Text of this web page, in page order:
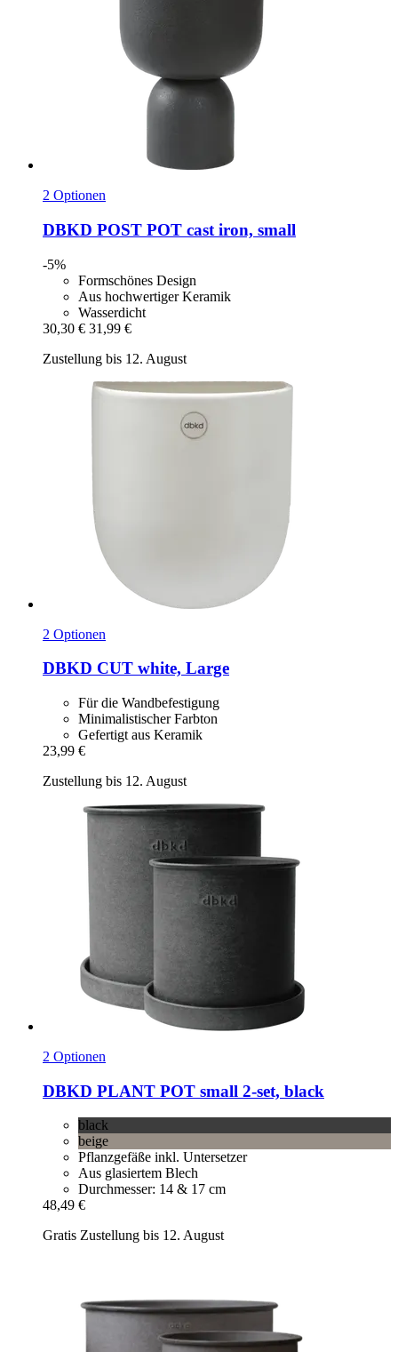
2 Optionen
DBKD POST POT cast iron, small
-5%
Formschönes Design
Aus hochwertiger Keramik
Wasserdicht
30,30 € 31,99 €
Zustellung bis 12. August
2 Optionen
DBKD CUT white, Large
Für die Wandbefestigung
Minimalistischer Farbton
Gefertigt aus Keramik
23,99 €
Zustellung bis 12. August
2 Optionen
DBKD PLANT POT small 2-​set, black
black
beige
Pflanzgefäße inkl. Untersetzer
Aus glasiertem Blech
Durchmesser: 14 & 17 cm
48,49 €
Gratis Zustellung bis 12. August